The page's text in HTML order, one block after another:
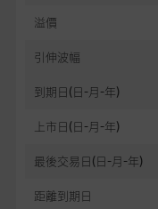
溢價
引伸波幅
到期日(日-月-年)
上市日(日-月-年)
最後交易日(日-月-年)
距離到期日